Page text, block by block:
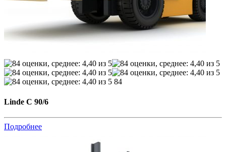
84
Linde C 90/6
Подробнее